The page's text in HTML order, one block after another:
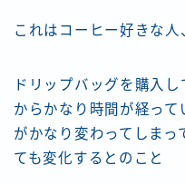
これはコーヒー好きな人
ドリップバッグを購入
からかなり時間が経って
がかなり変わってしま
ても変化するとのこと